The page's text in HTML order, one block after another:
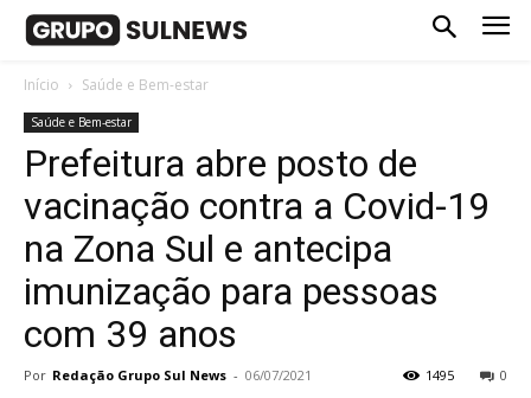
Início Saúde e Bem-estar
Saúde e Bem-estar
Prefeitura abre posto de
vacinação contra a Covid-19
na Zona Sul e antecipa
imunização para pessoas
com 39 anos
Por Redação Grupo Sul News - 06/07/2021 0
1495